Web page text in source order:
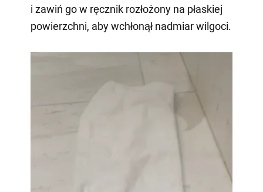
i zawiń go w ręcznik rozłożony na płaskiej
powierzchni, aby wchłonął nadmiar wilgoci.